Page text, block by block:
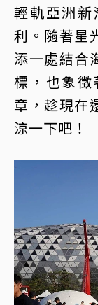
輕軌亞洲
利。隨著星
添一處結合
標，也象徵
章，趁現在
涼一下吧！